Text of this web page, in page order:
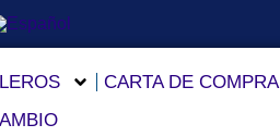
CARTA DE COMPRA